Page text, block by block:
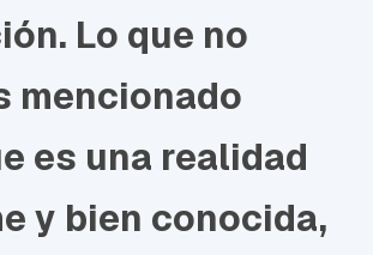
Lo que no
mencionado
es una realidad
y bien conocida,